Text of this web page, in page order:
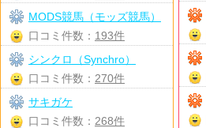
MODS競馬（モッズ競馬）
口コミ件数： 193件
シンクロ（Synchro）
口コミ件数： 270件
サキガケ
口コミ件数： 268件